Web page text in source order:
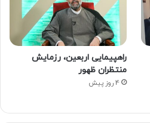
راهپیمایی اربعین، رزمایش
منتظران ظهور
4 روز پیش